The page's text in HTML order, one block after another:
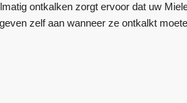
ontkalken zorgt ervoor dat uw
zelf aan wanneer ze ontkalkt